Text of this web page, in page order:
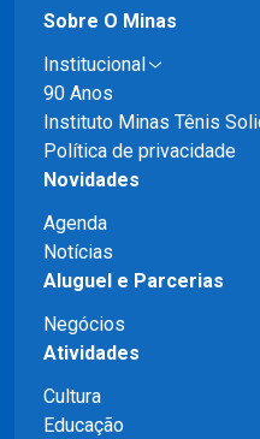
Sobre O Minas
Institucional
90 Anos
Instituto Minas Tênis
Política de privacidade
Novidades
Agenda
Notícias
Aluguel e Parcerias
Negócios
Atividades
Cultura
Educação